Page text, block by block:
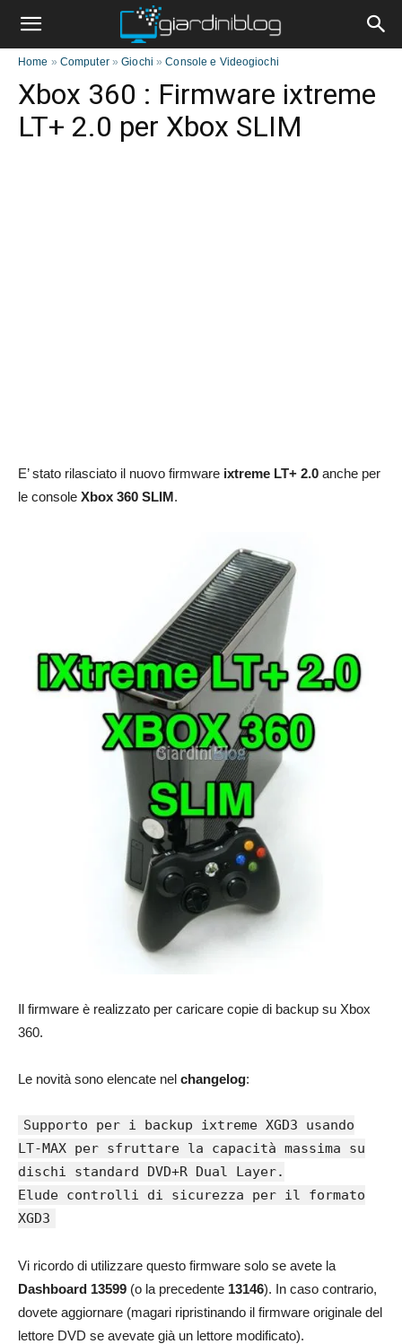
Home » Computer»Giochi »Console e Videogiochi
Xbox 360 : Firmware ixtreme
LT+ 2.0 per Xbox SLIM
E’ stato rilasciato il nuovo firmware ixtreme LT+ 2.0 anche per
le console Xbox 360 SLIM.
Il firmware è realizzato per caricare copie di backup su Xbox
360.
Le novità sono elencate nel changelog:
Supporto per i backup ixtreme XGD3 usando
LT-MAX per sfruttare la capacità massima su
dischi standard DVD+R Dual Layer.
Elude controlli di sicurezza per il formato
XGD3
Vi ricordo di utilizzare questo firmware solo se avete la
Dashboard 13599 (o la precedente 13146). In caso contrario,
dovete aggiornare (magari ripristinando il firmware originale del
lettore DVD se avevate già un lettore modificato).